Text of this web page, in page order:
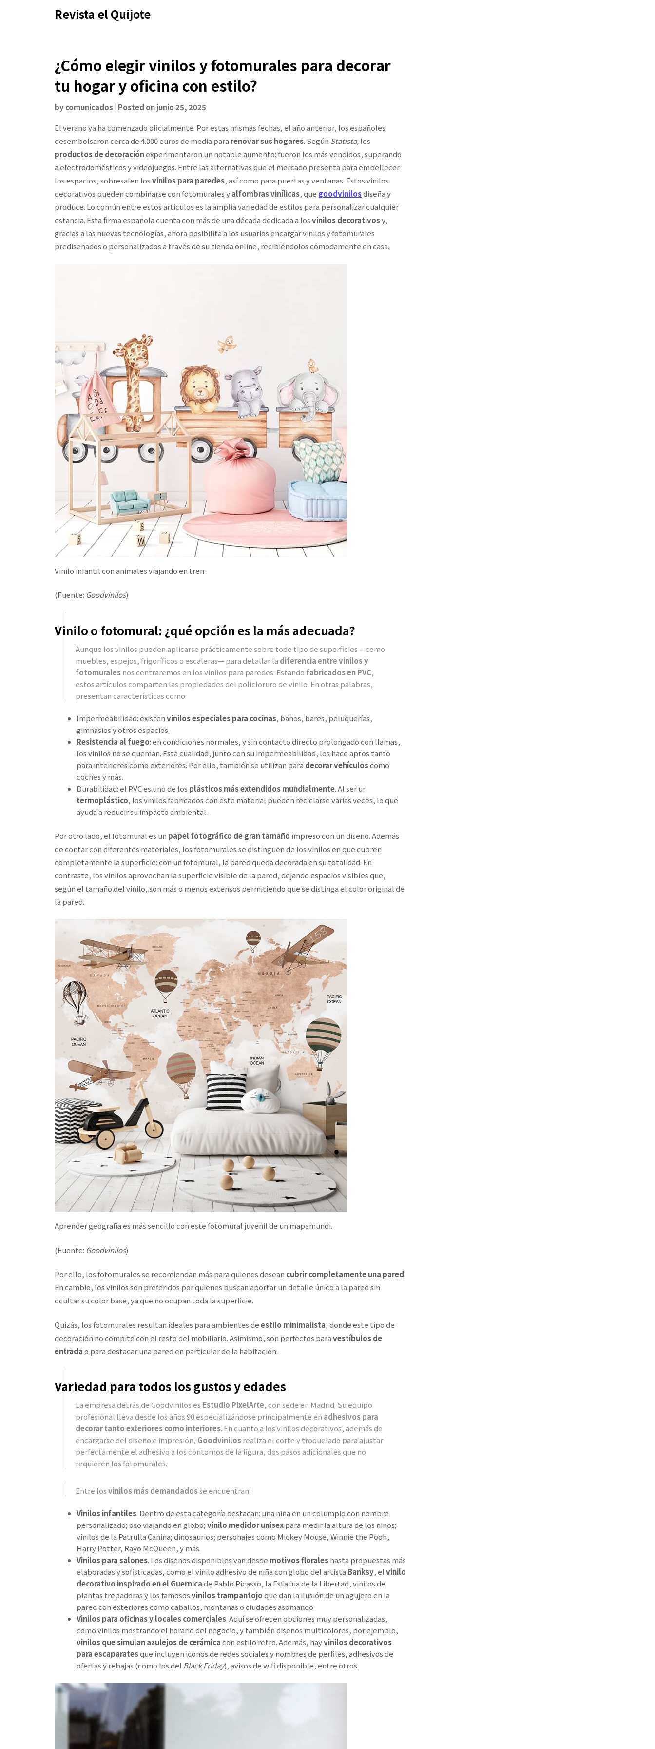
Revista el Quijote
¿Cómo elegir vinilos y fotomurales para decorar
tu hogar y oficina con estilo?
bycomunicados Posted onjunio 25, 2025
El verano ya ha comenzado oficialmente. Por estas mismas fechas, el año anterior, los españoles
desembolsaron cerca de 4.000 euros de media para renovar sus hogares. Según Statista,los
productos de decoraciónexperimentaron un notable aumento: fueron los más vendidos, superando
a electrodomésticos y videojuegos. Entre las alternativas que el mercado presenta para embellecer
los espacios, sobresalen losvinilos para paredes, así como para puertas y ventanas. Estos vinilos
decorativos pueden combinarse con fotomurales yalfombras vinílicas, que goodvinilosdiseña y
produce. Lo común entre estos artículos es la amplia variedad de estilos para personalizar cualquier
estancia. Esta firma española cuenta con más de una década dedicada a losvinilos decorativosy,
gracias a las nuevas tecnologías, ahora posibilita a los usuarios encargar vinilos y fotomurales
prediseñados o personalizados a través de su tienda online, recibiéndolos cómodamente en casa.
Vinilo infantil con animales viajando en tren.
(Fuente: Goodvinilos)
Vinilo o fotomural: ¿qué opción es la más adecuada?
Aunque los vinilos pueden aplicarse prácticamente sobre todo tipo de superficies —como
muebles, espejos, frigoríficos o escaleras— para detallar la diferencia entre vinilos y
fotomuralesnos centraremos en los vinilos para paredes. Estando fabricados en PVC,
estos artículos comparten las propiedades del policloruro de vinilo. En otras palabras,
presentan características como:
Impermeabilidad: existenvinilos especiales para cocinas, baños, bares, peluquerías,
gimnasios y otros espacios.
Resistencia al fuego: en condiciones normales, y sin contacto directo prolongado con llamas,
los vinilos no se queman. Esta cualidad, junto con su impermeabilidad, los hace aptos tanto
para interiores como exteriores. Por ello, también se utilizan para decorar vehículoscomo
coches y más.
Durabilidad: el PVC es uno de los plásticos más extendidos mundialmente. Al ser un
termoplástico, los vinilos fabricados con este material pueden reciclarse varias veces, lo que
ayuda a reducir su impacto ambiental.
Por otro lado, el fotomural es un papel fotográfico de gran tamaño impreso con un diseño. Además
de contar con diferentes materiales, los fotomurales se distinguen de los vinilos en que cubren
completamente la superficie: con un fotomural, la pared queda decorada en su totalidad. En
contraste, los vinilos aprovechan la superficie visible de la pared, dejando espacios visibles que,
según el tamaño del vinilo, son más o menos extensos permitiendo que se distinga el color original de
la pared.
Aprender geografía es más sencillo con este fotomural juvenil de un mapamundi.
(Fuente: Goodvinilos)
Por ello, los fotomurales se recomiendan más para quienes desean cubrir completamente una pared.
En cambio, los vinilos son preferidos por quienes buscan aportar un detalle único a la pared sin
ocultar su color base, ya que no ocupan toda la superficie.
Quizás, los fotomurales resultan ideales para ambientes deestilo minimalista, donde este tipo de
decoración no compite con el resto del mobiliario. Asimismo, son perfectos paravestíbulos de
entradao para destacar una pared en particular de la habitación.
Variedad para todos los gustos y edades
La empresa detrás de Goodvinilos es Estudio PixelArte, con sede en Madrid. Su equipo
profesional lleva desde los años 90 especializándose principalmente en adhesivos para
decorar tanto exteriores como interiores. En cuanto a los vinilos decorativos, además de
encargarse del diseño e impresión, Goodvinilosrealiza el corte y troquelado para ajustar
perfectamente el adhesivo a los contornos de la figura, dos pasos adicionales que no
requieren los fotomurales.
Entre losvinilos más demandadosse encuentran:
Vinilos infantiles. Dentro de esta categoría destacan: una niña en un columpio con nombre
personalizado; oso viajando en globo;vinilo medidor unisexpara medir la altura de los niños;
vinilos de la Patrulla Canina; dinosaurios; personajes como Mickey Mouse, Winnie the Pooh,
Harry Potter, Rayo McQueen, y más.
Vinilos para salones. Los diseños disponibles van desde motivos floraleshasta propuestas más
elaboradas y sofisticadas, como el vinilo adhesivo de niña con globo del artista Banksy, elvinilo
decorativo inspirado en el Guernicade Pablo Picasso, la Estatua de la Libertad, vinilos de
plantas trepadoras y los famososvinilos trampantojoque dan la ilusión de un agujero en la
pared con exteriores como caballos, montañas o ciudades asomando.
Vinilos para oficinas y locales comerciales. Aquí se ofrecen opciones muy personalizadas,
como vinilos mostrando el horario del negocio, y también diseños multicolores, por ejemplo,
vinilos que simulan azulejos de cerámicacon estilo retro. Además, hayvinilos decorativos
para escaparatesque incluyen iconos de redes sociales y nombres de perfiles, adhesivos de
ofertas y rebajas (como los del Black Friday), avisos de wifi disponible, entre otros.